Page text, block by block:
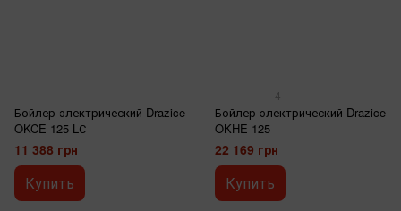
Бойлер электрический Drazice
OKCE 125 LС
11 388 грн
Купить
4
Бойлер электрический Drazice
OKHE 125
22 169 грн
Купить